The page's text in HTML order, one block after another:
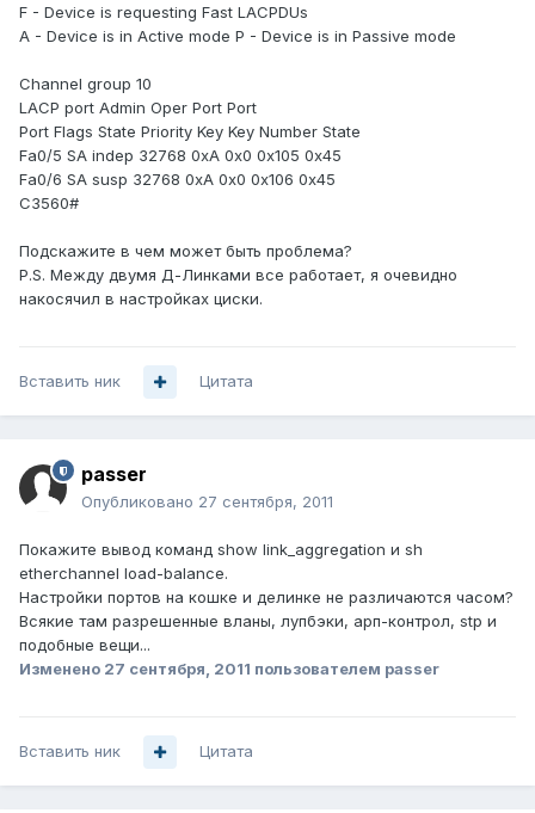
F - Device is requesting Fast LACPDUs
A - Device is in Active mode P - Device is in Passive mode
Channel group 10
LACP port Admin Oper Port Port
Port Flags State Priority Key Key Number State
Fa0/5 SA indep 32768 0xA 0x0 0x105 0x45
Fa0/6 SA susp 32768 0xA 0x0 0x106 0x45
C3560#
Подскажите в чем может быть проблема?
P.S. Между двумя Д-Линками все работает, я очевидно
накосячил в настройках циски.
Вставить ник Цитата
passer
Опубликовано 27 сентября, 2011
Покажите вывод команд show link_aggregation и sh
etherchannel load-balance.
Настройки портов на кошке и делинке не различаются часом?
Всякие там разрешенные вланы, лупбэки, арп-контрол, stp и
подобные вещи...
Изменено 27 сентября, 2011 пользователем passer
Вставить ник Цитата